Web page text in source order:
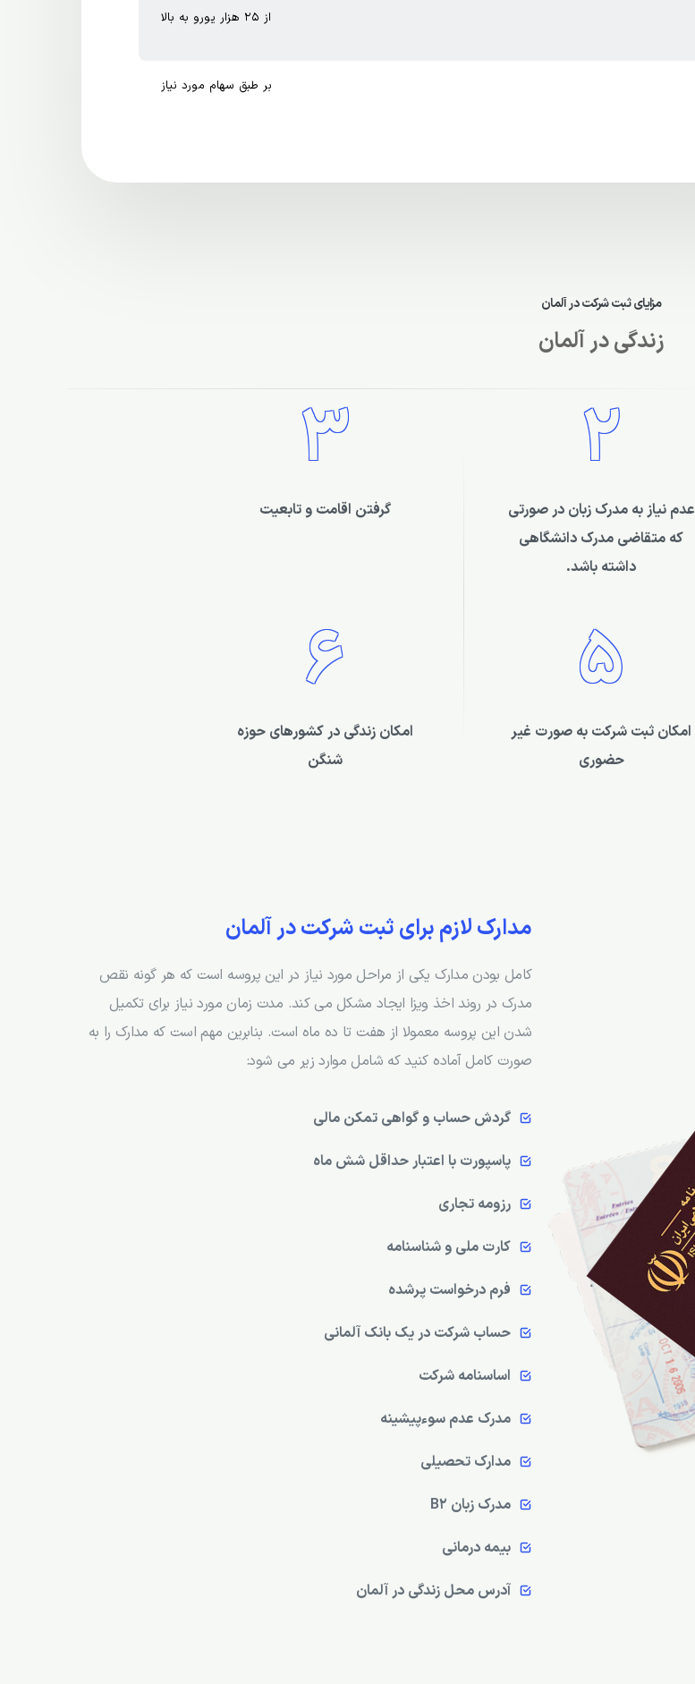
از 25 هزار یورو به بالا
بر طبق سهام مورد نیاز
مزایای ثبت شرکت در آلمان
زندگی در آلمان
2
عدم نیاز به مدرک زبان در صورتی
که متقاضی مدرک دانشگاهی
داشته باشد.
3
گرفتن اقامت و تابعیت
5
امکان ثبت شرکت به صورت غیر
حضوری
6
امکان زندگی در کشورهای حوزه
شنگن
مدارک لازم برای ثبت شرکت در آلمان
کامل بودن مدارک یکی از مراحل مورد نیاز در این پروسه است که هر گونه نقص
مدرک در روند اخذ ویزا ایجاد مشکل می کند. مدت زمان مورد نیاز برای تکمیل
شدن این پروسه معمولا از هفت تا ده ماه است. بنابرین مهم است که مدارک را به
صورت کامل آماده کنید که شامل موارد زیر می شود:
گردش حساب و گواهی تمکن مالی
پاسپورت با اعتبار حداقل شش ماه
رزومه تجاری
کارت ملی و شناسنامه
فرم درخواست پرشده
حساب شرکت در یک بانک آلمانی
اساسنامه شرکت
مدرک عدم سوءپیشینه
مدارک تحصیلی
مدرک زبان B2
بیمه درمانی
آدرس محل زندگی در آلمان